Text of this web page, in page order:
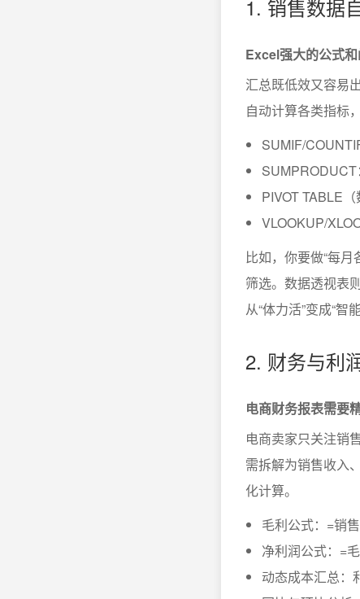
1. 销售数据
Excel强大的公式和
汇总既低效又容易
自动计算各类指标
SUMIF/
SUMPRODUCT
PIVOT TABLE
VLOOKUP/
比如，你要做“每
筛选。数据透视表
从“体力活”变成“智
2. 财务与利
电商财务报表需要
电商卖家只关注销
需拆解为销售收入
化计算。
毛利公式：=销
净利润公式：=
动态成本汇总：